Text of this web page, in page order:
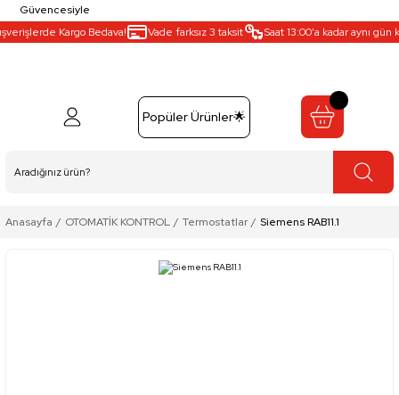
Güvencesiyle
Kargo Bedava!
Vade farksız 3 taksit Saat 13:00’a kadar aynı gün
Popüler Ürünler🌟
Anasayfa OTOMATİK KONTROL Termostatlar Siemens RAB11.1